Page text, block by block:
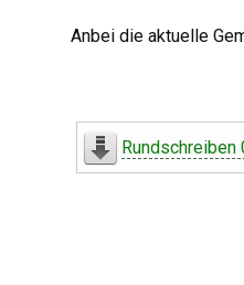
Anbei die aktuelle
Rundschreiben